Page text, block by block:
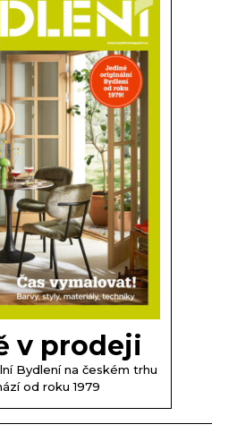
v prodeji
Bydlení na českém trhu
od roku 1979